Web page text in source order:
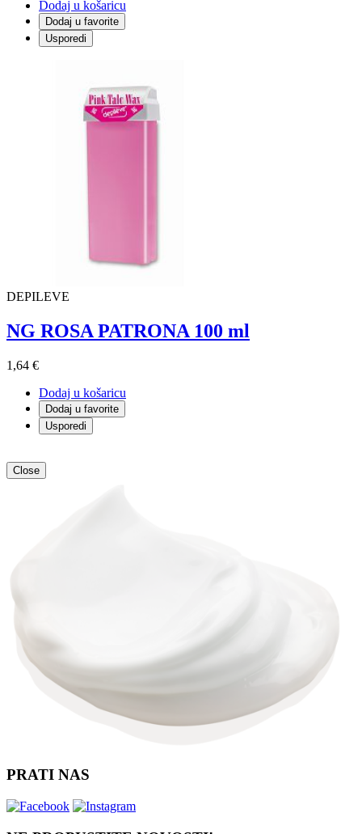
Dodaj u košaricu
Dodaj u favorite
Usporedi
DEPILEVE
NG ROSA PATRONA 100 ml
1,64 €
Dodaj u košaricu
Dodaj u favorite
Usporedi
Close
PRATI NAS